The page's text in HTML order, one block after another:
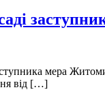
мера
від […]